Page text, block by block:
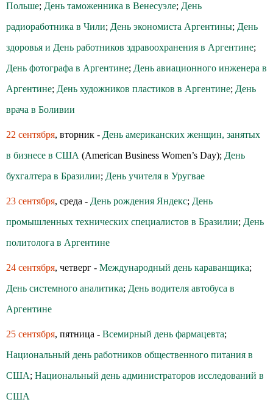
Польше; День таможенника в Венесуэле; День
радиоработника в Чили; День экономиста Аргентины; День
здоровья и День работников здравоохранения в Аргентине;
День фотографа в Аргентине; День авиационного инженера в
Аргентине; День художников пластиков в Аргентине; День
врача в Боливии
22 сентября, вторник - День американских женщин, занятых
в бизнесе в США (American Business Women’s Day); День
бухгалтера в Бразилии; День учителя в Уругвае
23 сентября, среда - День рождения Яндекс; День
промышленных технических специалистов в Бразилии; День
политолога в Аргентине
24 сентября, четверг - Международный день караванщика;
День системного аналитика; День водителя автобуса в
Аргентине
25 сентября, пятница - Всемирный день фармацевта;
Национальный день работников общественного питания в
США; Национальный день администраторов исследований в
США